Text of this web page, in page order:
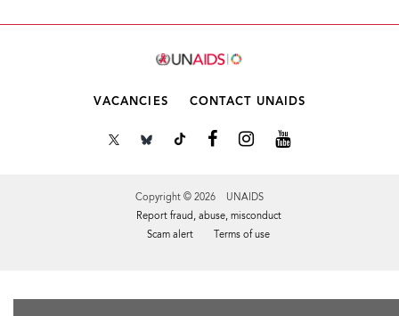
VACANCIES CONTACT UNAIDS
Copyright © 2026 UNAIDS
Report fraud, abuse, misconduct
Scam alert
Terms of use